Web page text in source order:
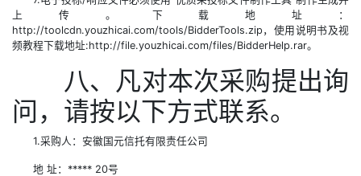
上传。下载地址：
http://toolcdn.youzhicai.com/tools/BidderTools.zip，使用说明书及视
频教程下载地址:http://file.youzhicai.com/files/BidderHelp.rar。
八、凡对本次采购提出询
问，请按以下方式联系。
1.采购人：安徽国元信托有限责任公司
地 址：***** 20号